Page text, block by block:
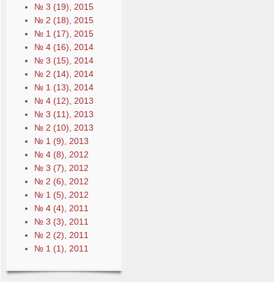
№ 3 (19), 2015
№ 2 (18), 2015
№ 1 (17), 2015
№ 4 (16), 2014
№ 3 (15), 2014
№ 2 (14), 2014
№ 1 (13), 2014
№ 4 (12), 2013
№ 3 (11), 2013
№ 2 (10), 2013
№ 1 (9), 2013
№ 4 (8), 2012
№ 3 (7), 2012
№ 2 (6), 2012
№ 1 (5), 2012
№ 4 (4), 2011
№ 3 (3), 2011
№ 2 (2), 2011
№ 1 (1), 2011